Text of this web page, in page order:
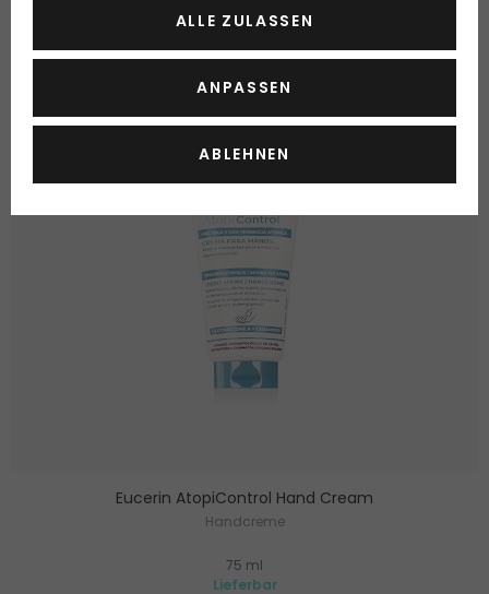
BELIEBTE HANDCREMES
Eucerin AtopiControl Hand Cream
Handcreme
75 ml
Lieferbar
ALLE ZULASSEN
ANPASSEN
ABLEHNEN